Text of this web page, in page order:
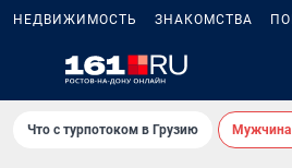
НЕДВИЖИМОСТЬ ЗНАКОМСТВА
Что с турпотоком в Грузию Мужчина